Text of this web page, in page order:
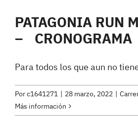
PATAGONIA RUN
– CRONOGRAMA
Para todos los que aun no
Porc1641271 | 28 marzo, 2022 |
Más información